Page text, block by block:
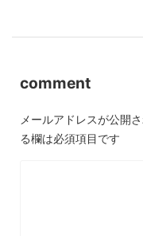
comment
メールアドレスが公開
る欄は必須項目です